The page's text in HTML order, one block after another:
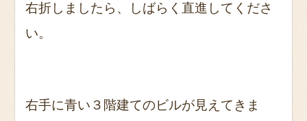
右折しましたら、しばらく直進してくださ
い。
右手に青い３階建てのビルが見えてきま